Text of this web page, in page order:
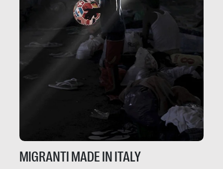
MIGRANTI MADE IN ITALY